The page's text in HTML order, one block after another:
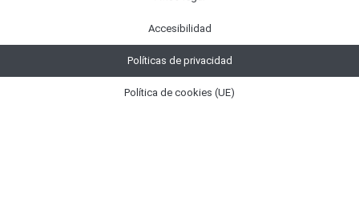
Accesibilidad
Políticas de privacidad
Política de cookies (UE)